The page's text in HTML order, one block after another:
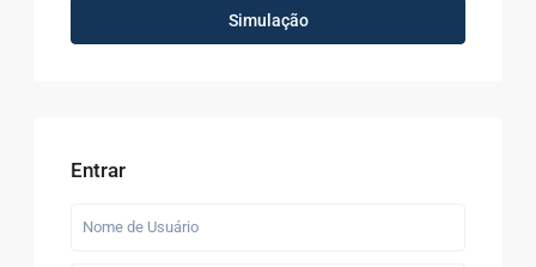
Simulação
Entrar